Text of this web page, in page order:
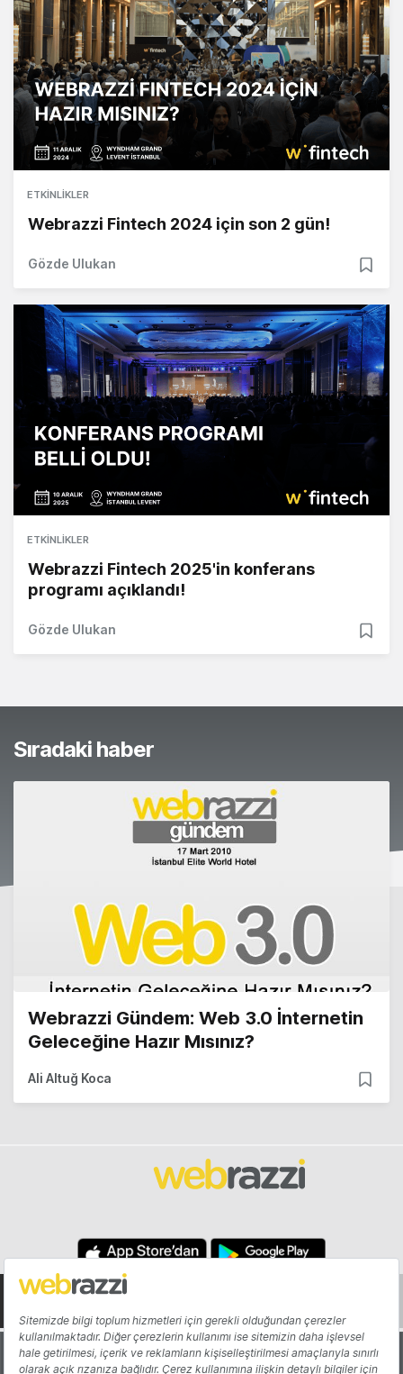
ETKINLIKLER
Webrazzi Fintech 2024 için son 2 gün!
Gözde Ulukan
ETKINLIKLER
Webrazzi Fintech 2025'in konferans
programı açıklandı!
Gözde Ulukan
Sıradaki haber
Webrazzi Gündem: Web 3.0 İnternetin
Geleceğine Hazır Mısınız?
Ali Altuğ Koca
Hakkında Yazarlar